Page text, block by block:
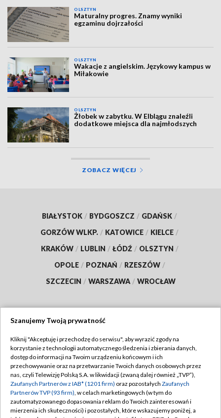
OLSZTYN
Maturalny progres. Znamy wyniki
egzaminu dojrzałości
OLSZTYN
Wakacje z angielskim. Językowy kampus w
Miłakowie
OLSZTYN
Żłobek w zabytku. W Elblągu znaleźli
dodatkowe miejsca dla najmłodszych
ZOBACZ WIĘCEJ
BIAŁYSTOK / BYDGOSZCZ / GDAŃSK /
GORZÓW WLKP. / KATOWICE / KIELCE /
KRAKÓW / LUBLIN / ŁÓDŹ / OLSZTYN /
OPOLE / POZNAŃ / RZESZÓW /
SZCZECIN / WARSZAWA / WROCŁAW
TVP
Abonament TVP
Emisja w TVP
Centrum informacji TVP
Naziemna Telewizja Cyfrowa
Regulamin TVP
Polityka prywatności
Moje zgody
Szanujemy Twoją prywatność
Kliknij "Akceptuję i przechodzę do serwisu", aby wyrazić zgody na
korzystanie z technologii automatycznego śledzenia i zbierania danych,
dostęp do informacji na Twoim urządzeniu końcowym i ich
przechowywanie oraz na przetwarzanie Twoich danych osobowych przez
nas, czyli Telewizję Polską S.A. w likwidacji (zwaną dalej również „TVP”),
Zaufanych Partnerów z IAB* (1201 firm) oraz pozostałych Zaufanych
Partnerów TVP (93 firm), w celach marketingowych (w tym do
zautomatyzowanego dopasowania reklam do Twoich zainteresowań i
mierzenia ich skuteczności) i pozostałych, które wskazujemy poniżej, a